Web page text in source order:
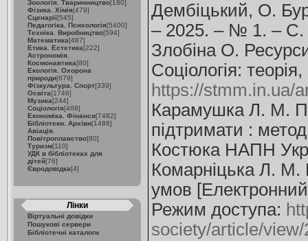
Зоологія. Тваринництво[180]
Фізика. Хімія[479]
Сценарії[545]
Педагогіка. Психологія[5400]
Техніка. Виробництво[594]
Математика[487]
Етика. Естетика[222]
Астрономія.
Космонавтика[80]
Екологія. Охорона
природи[679]
Фізкультура. Спорт[339]
Освіта[1746]
Музика[244]
Соціологія[468]
Економіка. Фінанси[7482]
Бібліотеки. Архіви[1488]
Авіація.
Повітроплавство[80]
Туризм[110]
УДК в бібліотеках для
дітей[76]
Євродовідка[4]
Лінки
Віртуальні довідки
Пошукові сервери
Бібліотечні каталоги
Дембіцький, О.
– 2025. – № 1. – С.
Злобіна О.
Соцiологiя:
https://stmm.in.ua/
Карамушка Л. М.
підтримати :
Костюка НАПН
Комарніцька Л. М.
умов
Режим доступа:
society/article/view/